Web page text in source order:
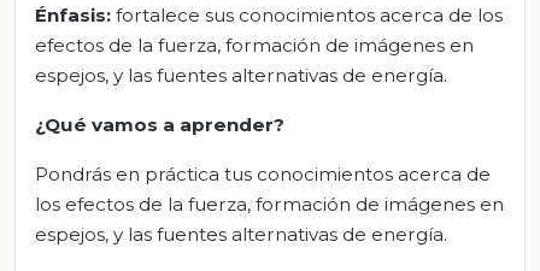
Énfasis: fortalece sus conocimientos acerca de los
efectos de la fuerza, formación de imágenes en
espejos, y las fuentes alternativas de energía.
¿Qué vamos a aprender?
Pondrás en práctica tus conocimientos acerca de
los efectos de la fuerza, formación de imágenes en
espejos, y las fuentes alternativas de energía.